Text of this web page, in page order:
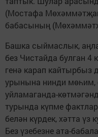
(Мостафа
бабасының
Башка сыймаслык,
без Чистайда булган 4
генә карап кайтырбыз
урынына нинди мөһим,
уйламаганда-
турында күпме фактлар
белән күрдек, хәтта
Без үзебезне ата-